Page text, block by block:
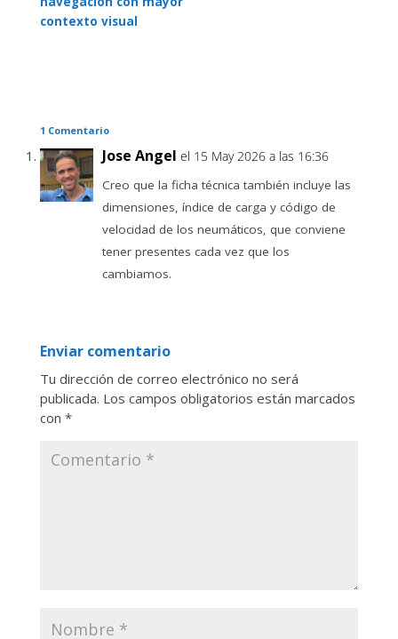
contexto visual
1 Comentario
Jose Angel el 15 May 2026 a las 16:36
Creo que la ficha técnica también incluye las
dimensiones, índice de carga y código de
velocidad de los neumáticos, que conviene
tener presentes cada vez que los
cambiamos.
Enviar comentario
Tu dirección de correo electrónico no será
publicada. Los campos obligatorios están marcados
con *